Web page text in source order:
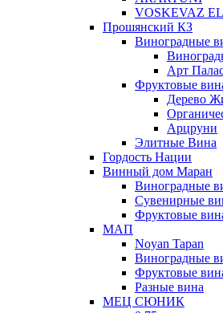
VOSKEVAZ
Прошянский КЗ
Виноградные
Арт
Фруктовые
Дерево
Арцруни
Элитные Вина
Гордость Нации
Винный дом Маран
Виноградные
Сувенирные
Фруктовые
МАП
Noyan Tapan
Виноградные
Фруктовые
Разные вина
МЕЦ СЮНИК